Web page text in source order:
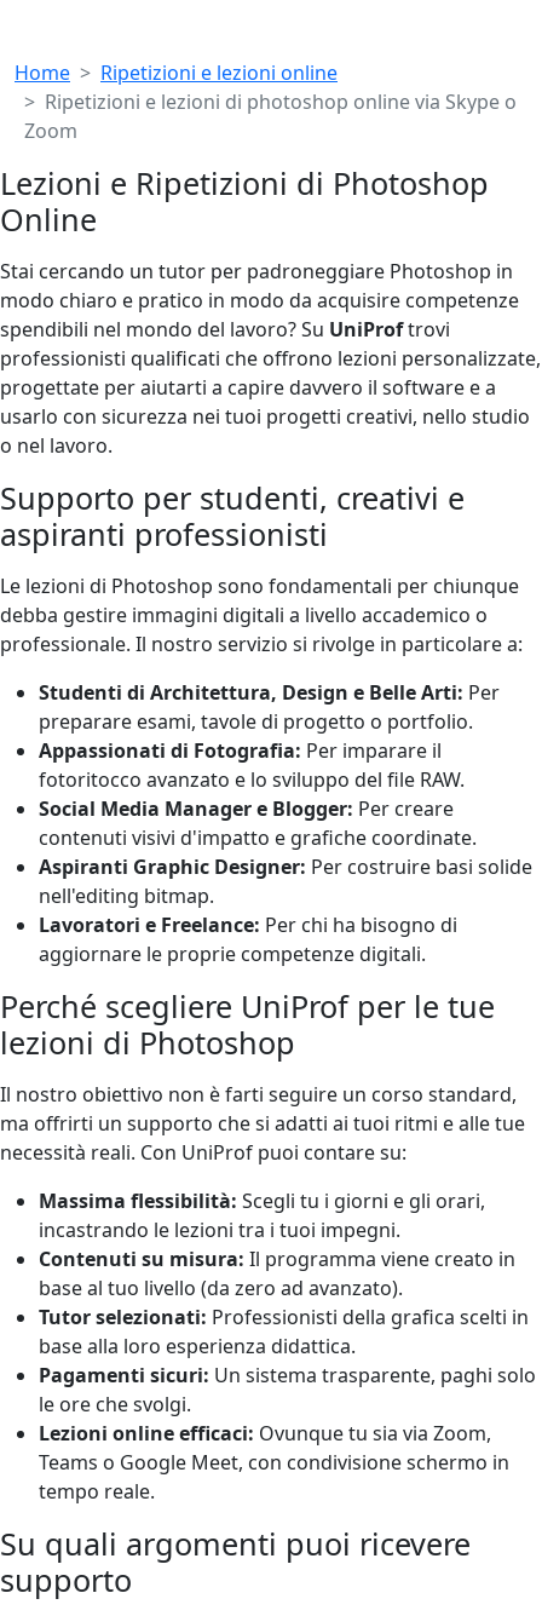
Breadcrumb
Home
Ripetizioni e lezioni online
Ripetizioni e lezioni di photoshop online via Skype o
Zoom
Lezioni e Ripetizioni di Photoshop
Online
Stai cercando un tutor per padroneggiare Photoshop in
modo chiaro e pratico in modo da acquisire competenze
spendibili nel mondo del lavoro? Su UniProftrovi
professionisti qualificati che offrono lezioni personalizzate,
progettate per aiutarti a capire davvero il software e a
usarlo con sicurezza nei tuoi progetti creativi, nello studio
o nel lavoro.
Supporto per studenti, creativi e
aspiranti professionisti
Le lezioni di Photoshop sono fondamentali per chiunque
debba gestire immagini digitali a livello accademico o
professionale. Il nostro servizio si rivolge in particolare a:
Studenti di Architettura, Design e Belle Arti: Per
preparare esami, tavole di progetto o portfolio.
Appassionati di Fotografia: Per imparare il
fotoritocco avanzato e lo sviluppo del file RAW.
Social Media Manager e Blogger: Per creare
contenuti visivi d'impatto e grafiche coordinate.
Aspiranti Graphic Designer: Per costruire basi solide
nell'editing bitmap.
Lavoratori e Freelance: Per chi ha bisogno di
aggiornare le proprie competenze digitali.
Perché scegliere UniProf per le tue
lezioni di Photoshop
Il nostro obiettivo non è farti seguire un corso standard,
ma offrirti un supporto che si adatti ai tuoi ritmi e alle tue
necessità reali. Con UniProf puoi contare su:
Massima flessibilità: Scegli tu i giorni e gli orari,
incastrando le lezioni tra i tuoi impegni.
Contenuti su misura: Il programma viene creato in
base al tuo livello (da zero ad avanzato).
Tutor selezionati: Professionisti della grafica scelti in
base alla loro esperienza didattica.
Pagamenti sicuri: Un sistema trasparente, paghi solo
le ore che svolgi.
Lezioni online efficaci: Ovunque tu sia via Zoom,
Teams o Google Meet, con condivisione schermo in
tempo reale.
Su quali argomenti puoi ricevere
supporto